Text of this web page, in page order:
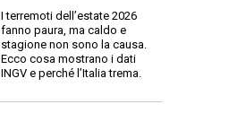
I terremoti dell’estate 2026
fanno paura, ma caldo e
stagione non sono la causa.
Ecco cosa mostrano i dati
INGV e perché l’Italia trema.